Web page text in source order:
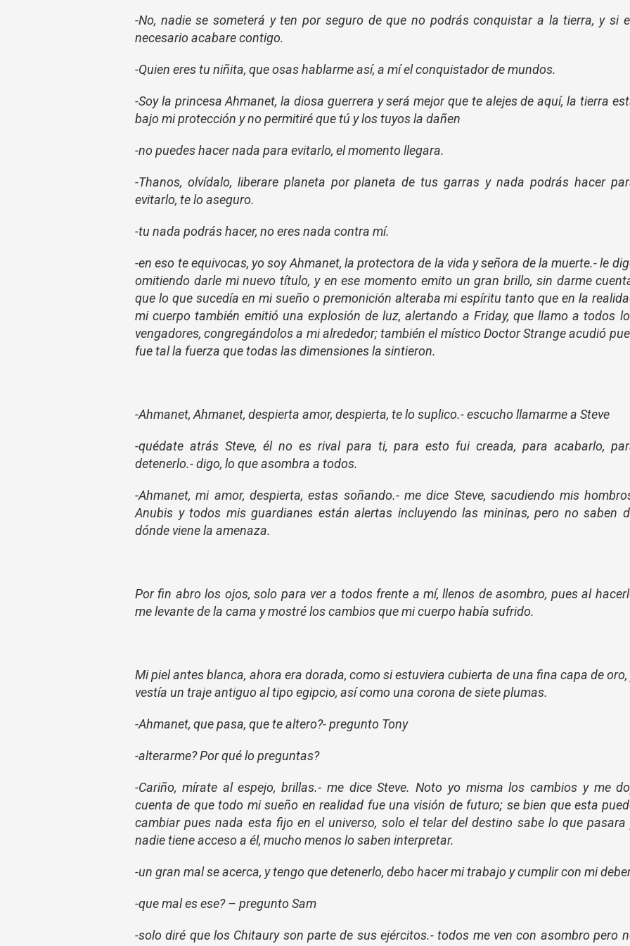
-No, nadie se someterá y ten por seguro de que no podrás conquistar a la tierra, y si
necesario acabare contigo.
-Quien eres tu niñita, que osas hablarme así, a mí el conquistador de mundos.
-Soy la princesa Ahmanet, la diosa guerrera y será mejor que te alejes de aquí, la tierra
bajo mi protección y no permitiré que tú y los tuyos la dañen
-no puedes hacer nada para evitarlo, el momento llegara.
-Thanos, olvídalo, liberare planeta por planeta de tus garras y nada podrás hacer
evitarlo, te lo aseguro.
-tu nada podrás hacer, no eres nada contra mí.
-en eso te equivocas, yo soy Ahmanet, la protectora de la vida y señora de la muerte.- le
omitiendo darle mi nuevo título, y en ese momento emito un gran brillo, sin darme
que lo que sucedía en mi sueño o premonición alteraba mi espíritu tanto que en la
mi cuerpo también emitió una explosión de luz, alertando a Friday, que llamo a todos
vengadores, congregándolos a mi alrededor; también el místico Doctor Strange acudió
fue tal la fuerza que todas las dimensiones la sintieron.
-Ahmanet, Ahmanet, despierta amor, despierta, te lo suplico.- escucho llamarme a Steve
-quédate atrás Steve, él no es rival para ti, para esto fui creada, para acabarlo,
detenerlo.- digo, lo que asombra a todos.
-Ahmanet, mi amor, despierta, estas soñando.- me dice Steve, sacudiendo mis
Anubis y todos mis guardianes están alertas incluyendo las mininas, pero no saben
dónde viene la amenaza.
Por fin abro los ojos, solo para ver a todos frente a mí, llenos de asombro, pues al
me levante de la cama y mostré los cambios que mi cuerpo había sufrido.
Mi piel antes blanca, ahora era dorada, como si estuviera cubierta de una fina capa de oro,
vestía un traje antiguo al tipo egipcio, así como una corona de siete plumas.
-Ahmanet, que pasa, que te altero?- pregunto Tony
-alterarme? Por qué lo preguntas?
-Cariño, mírate al espejo, brillas.- me dice Steve. Noto yo misma los cambios y me
cuenta de que todo mi sueño en realidad fue una visión de futuro; se bien que esta
cambiar pues nada esta fijo en el universo, solo el telar del destino sabe lo que pasara
nadie tiene acceso a él, mucho menos lo saben interpretar.
-un gran mal se acerca, y tengo que detenerlo, debo hacer mi trabajo y cumplir con mi
-que mal es ese? – pregunto Sam
-solo diré que los Chitaury son parte de sus ejércitos.- todos me ven con asombro pero